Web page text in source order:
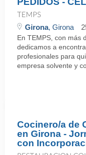
TEMPS
Girona, Girona
En TEMPS, con más
dedicamos a
profesionales para
empresa solvente y
Cocinero/a de
en Girona -
con